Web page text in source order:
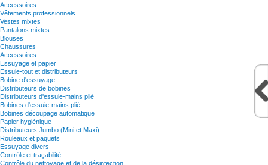
Accessoires
Vêtements professionnels
Vestes mixtes
Pantalons mixtes
Blouses
Chaussures
Accessoires
Essuyage et papier
Essuie-tout et distributeurs
Bobine d'essuyage
Distributeurs de bobines
Distributeurs d'essuie-mains plié
Bobines d'essuie-mains plié
Bobines découpage automatique
Papier hygiènique
Distributeurs Jumbo (Mini et Maxi)
Rouleaux et paquets
Essuyage divers
Contrôle et traçabilité
Contrôle du nettoyage et de la désinfection